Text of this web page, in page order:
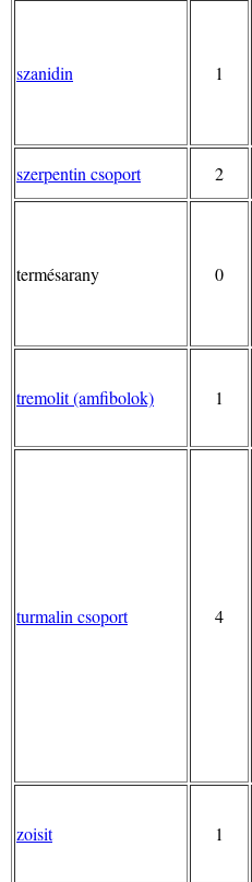
szanidin 1
szerpentin csoport 2
termésarany 0
tremolit (amfibolok) 1
turmalin csoport 4
zoisit 1